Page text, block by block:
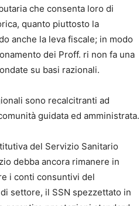
che consenta loro di
quanto piuttosto la
anche la leva fiscale; in modo
dei Proff. ri non fa una
su basi razionali.
sono recalcitranti ad
guidata ed amministrata.
del Servizio Sanitario
debba ancora rimanere in
i conti consuntivi del
settore, il SSN spezzettato in